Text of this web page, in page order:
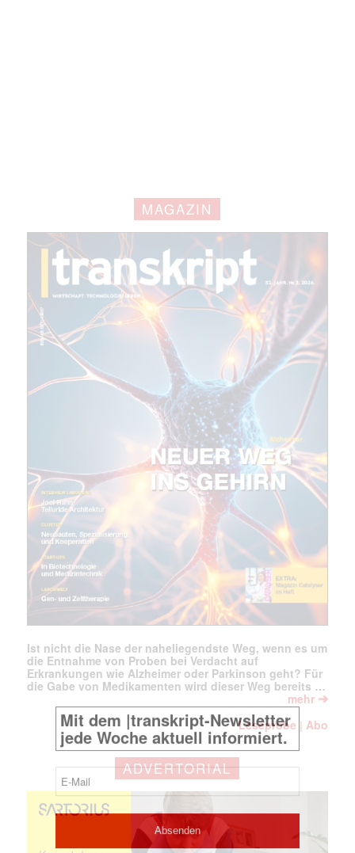
MAGAZIN
Ist nicht die Nase der naheliegendste Weg, wenn es um
die Entnahme von Proben bei Verdacht auf
Erkrankungen wie Alzheimer oder Parkinson geht? Für
die Gabe von Medikamenten wird dieser Weg bereits …
mehr ➔
Leseprobe |Abo
ADVERTORIAL